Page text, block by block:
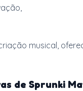
musical,
de Sprunki